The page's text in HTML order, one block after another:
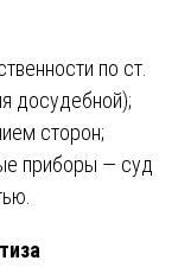
по ст.
досудебной);
сторон;
приборы — суд